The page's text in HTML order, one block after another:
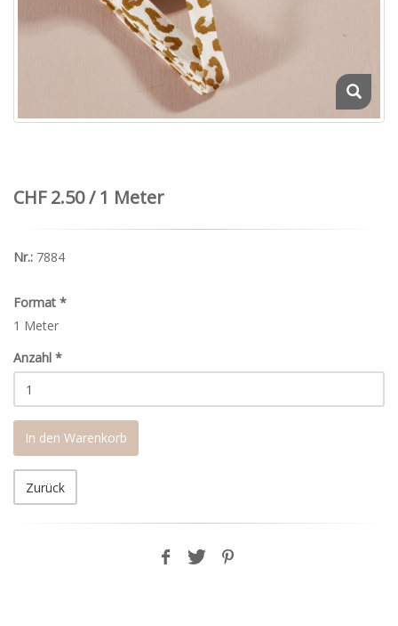
CHF 2.50 / 1 Meter
Nr.: 7884
Format *
1 Meter
Anzahl *
In den Warenkorb
Zurück